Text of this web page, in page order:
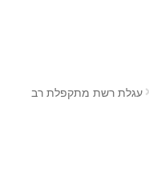
עגלת רשת מתקפלת רב